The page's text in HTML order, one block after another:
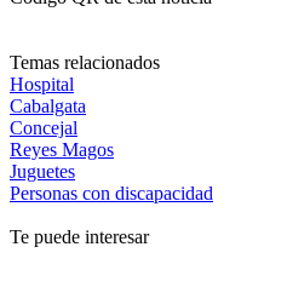
Temas relacionados
Hospital
Cabalgata
Concejal
Reyes Magos
Juguetes
Personas con discapacidad
Te puede interesar